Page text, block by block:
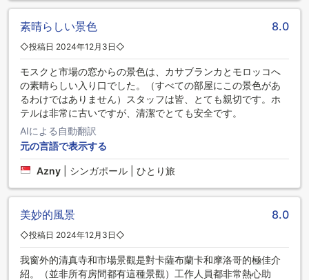
素晴らしい景色 8.0
◇投稿日 2024年12月3日◇
モスクと市場の窓からの景色は、カサブランカとモロッコへ
の素晴らしい入り口でした。（すべての部屋にこの景色があ
るわけではありません）スタッフは皆、とても親切です。ホ
テルは非常に古いですが、清潔でとても安全です。
AIによる自動翻訳
元の言語で表示する
Azny シンガポール | ひとり旅
美妙的風景 8.0
◇投稿日 2024年12月3日◇
我窗外的清真寺和市場景觀是對卡薩布蘭卡和摩洛哥的極佳介
紹。（並非所有房間都有這種景觀）工作人員都非常熱心助